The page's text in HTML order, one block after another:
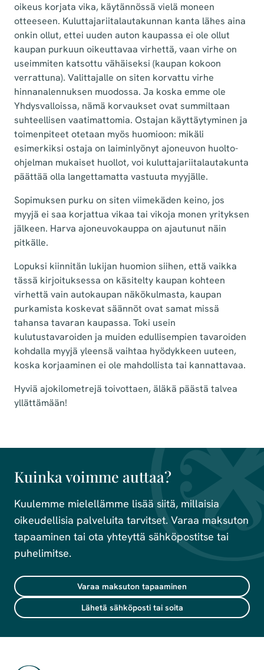
oikeus korjata vika, käytännössä vielä moneen
otteeseen. Kuluttajariitalautakunnan kanta lähes aina
onkin ollut, ettei uuden auton kaupassa ei ole ollut
kaupan purkuun oikeuttavaa virhettä, vaan virhe on
useimmiten katsottu vähäiseksi (kaupan kokoon
verrattuna). Valittajalle on siten korvattu virhe
hinnanalennuksen muodossa. Ja koska emme ole
Yhdysvalloissa, nämä korvaukset ovat summiltaan
suhteellisen vaatimattomia. Ostajan käyttäytyminen ja
toimenpiteet otetaan myös huomioon: mikäli
esimerkiksi ostaja on laiminlyönyt ajoneuvon huolto-
ohjelman mukaiset huollot, voi kuluttajariitalautakunta
päättää olla langettamatta vastuuta myyjälle.
Sopimuksen purku on siten viimekäden keino, jos
myyjä ei saa korjattua vikaa tai vikoja monen yrityksen
jälkeen. Harva ajoneuvokauppa on ajautunut näin
pitkälle.
Lopuksi kiinnitän lukijan huomion siihen, että vaikka
tässä kirjoituksessa on käsitelty kaupan kohteen
virhettä vain autokaupan näkökulmasta, kaupan
purkamista koskevat säännöt ovat samat missä
tahansa tavaran kaupassa. Toki usein
kulutustavaroiden ja muiden edullisempien tavaroiden
kohdalla myyjä yleensä vaihtaa hyödykkeen uuteen,
koska korjaaminen ei ole mahdollista tai kannattavaa.
Hyviä ajokilometrejä toivottaen, äläkä päästä talvea
yllättämään!
Kuinka voimme auttaa?
Kuulemme mielellämme lisää siitä, millaisia
oikeudellisia palveluita tarvitset. Varaa maksuton
tapaaminen tai ota yhteyttä sähköpostitse tai
puhelimitse.
Varaa maksuton tapaaminen
Lähetä sähköposti tai soita